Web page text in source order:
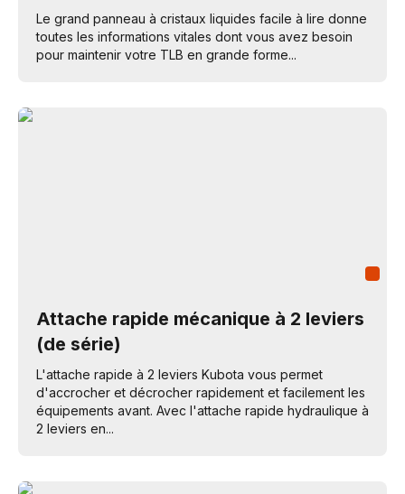
Le grand panneau à cristaux liquides facile à lire donne
toutes les informations vitales dont vous avez besoin
pour maintenir votre TLB en grande forme...
Attache rapide mécanique à 2 leviers
(de série)
L'attache rapide à 2 leviers Kubota vous permet
d'accrocher et décrocher rapidement et facilement les
équipements avant. Avec l'attache rapide hydraulique à
2 leviers en...